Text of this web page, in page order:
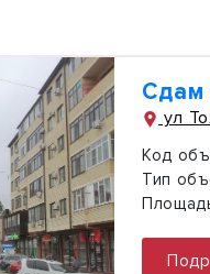
Сдам
ул
Код
Тип